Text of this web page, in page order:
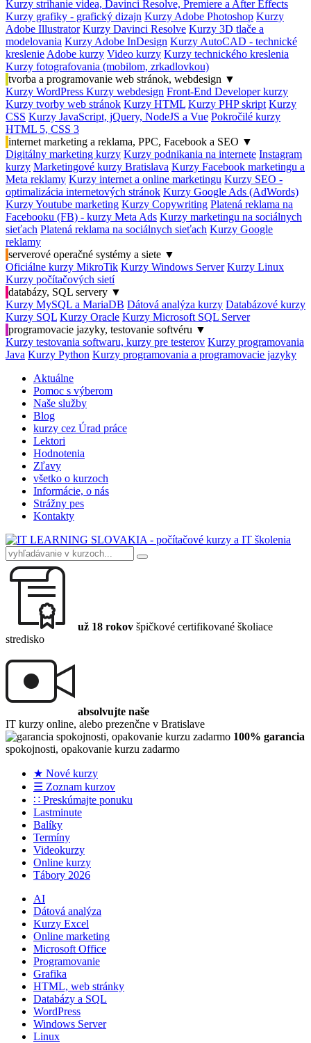
Kurzy strihanie videa, Davinci Resolve, Premiere a After Effects
Kurzy grafiky - grafický dizajn Kurzy Adobe Photoshop Kurzy
Adobe Illustrator Kurzy Davinci Resolve Kurzy 3D tlače a
modelovania Kurzy Adobe InDesign Kurzy AutoCAD - technické
kreslenie Adobe kurzy Video kurzy Kurzy technického kreslenia
Kurzy fotografovania (mobilom, zrkadlovkou)
tvorba a programovanie web stránok, webdesign ▼
Kurzy WordPress Kurzy webdesign Front-End Developer kurzy
Kurzy tvorby web stránok Kurzy HTML Kurzy PHP skript Kurzy
CSS Kurzy JavaScript, jQuery, NodeJS a Vue Pokročilé kurzy
HTML 5, CSS 3
internet marketing a reklama, PPC, Facebook a SEO ▼
Digitálny marketing kurzy Kurzy podnikania na internete Instagram
kurzy Marketingové kurzy Bratislava Kurzy Facebook marketingu a
Meta reklamy Kurzy internet a online marketingu Kurzy SEO -
optimalizácia internetových stránok Kurzy Google Ads (AdWords)
Kurzy Youtube marketing Kurzy Copywriting Platená reklama na
Facebooku (FB) - kurzy Meta Ads Kurzy marketingu na sociálnych
sieťach Platená reklama na sociálnych sieťach Kurzy Google
reklamy
serverové operačné systémy a siete ▼
Oficiálne kurzy MikroTik Kurzy Windows Server Kurzy Linux
Kurzy počítačových sietí
databázy, SQL servery ▼
Kurzy MySQL a MariaDB Dátová analýza kurzy Databázové kurzy
Kurzy SQL Kurzy Oracle Kurzy Microsoft SQL Server
programovacie jazyky, testovanie softvéru ▼
Kurzy testovania softwaru, kurzy pre testerov Kurzy programovania
Java Kurzy Python Kurzy programovania a programovacie jazyky
Aktuálne
Pomoc s výberom
Naše služby
Blog
kurzy cez Úrad práce
Lektori
Hodnotenia
Zľavy
všetko o kurzoch
Informácie, o nás
Strážny pes
Kontakty
už 18 rokov špičkové certifikované školiace
stredisko
absolvujte naše
IT kurzy online, alebo prezenčne v Bratislave
100% garancia
spokojnosti, opakovanie kurzu zadarmo
★ Nové kurzy
☰ Zoznam kurzov
∷ Preskúmajte ponuku
Lastminute
Balíky
Termíny
Videokurzy
Online kurzy
Tábory 2026
AI
Dátová analýza
Kurzy Excel
Online marketing
Microsoft Office
Programovanie
Grafika
HTML, web stránky
Databázy a SQL
WordPress
Windows Server
Linux